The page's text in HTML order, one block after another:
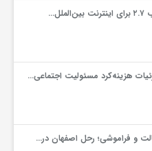
هزینه‌کرد مسئولیت اجتماعی…
و فراموشی؛ رحل اصفهان در…